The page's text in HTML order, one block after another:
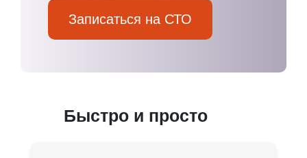
Записаться на СТО
Быстро и просто